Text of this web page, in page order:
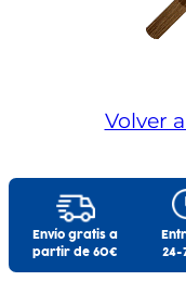
Volver
Envío gratis a
partir de 60€
24-